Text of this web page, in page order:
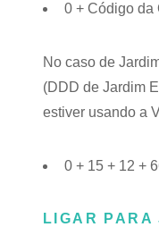
0 + Código da
No caso de
(DDD de Jardim
estiver usando a
0 + 15 + 12 +
LIGAR